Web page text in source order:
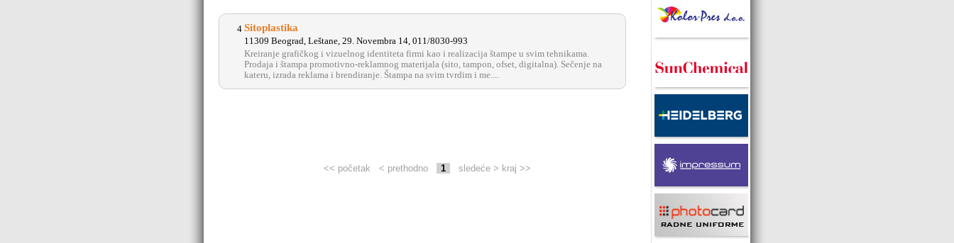
4 Sitoplastika
11309 Beograd, Leštane, 29. Novembra 14, 011/8030-993
Kreiranje grafičkog i vizuelnog identiteta firmi kao i realizacija štampe u svim tehnikama.
Prodaja i štampa promotivno-reklamnog materijala (sito, tampon, ofset, digitalna). Sečenje na
kateru, izrada reklama i brendiranje. Štampa na svim tvrdim i me....
<< početak < prethodno 1 sledeće > kraj >>